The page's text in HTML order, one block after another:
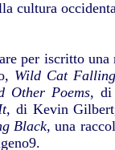
cultura
per iscritto una
Wild Cat Falling
Other Poems, di
, di Kevin
Black, una